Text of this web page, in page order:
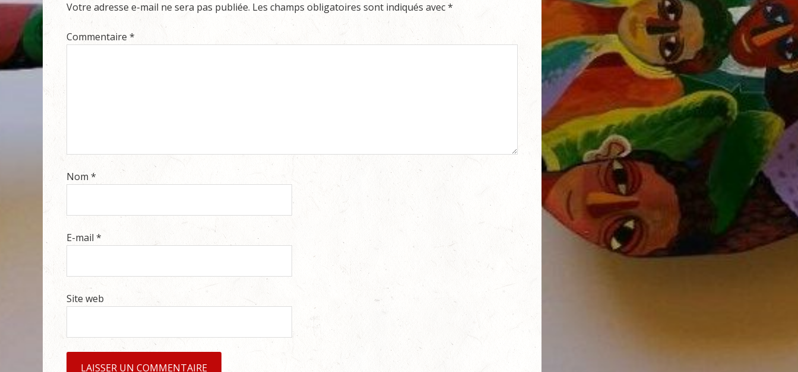
Votre adresse e-mail ne sera pas publiée. Les champs obligatoires sont indiqués avec*
Commentaire *
Nom *
E-mail *
Site web